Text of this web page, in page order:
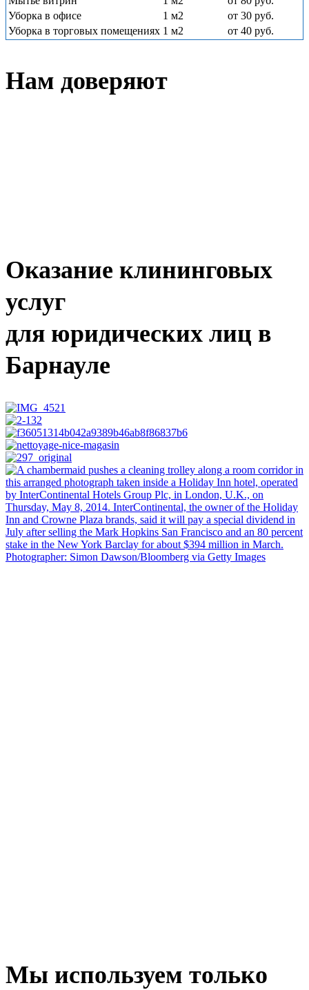
Уборка в офисе
1 м2
от 30 руб.
Уборка в торговых помещениях 1 м2 от 40 руб.
Нам доверяют
Оказание клининговых
услуг
для юридических лиц в
Барнауле
Мы используем только